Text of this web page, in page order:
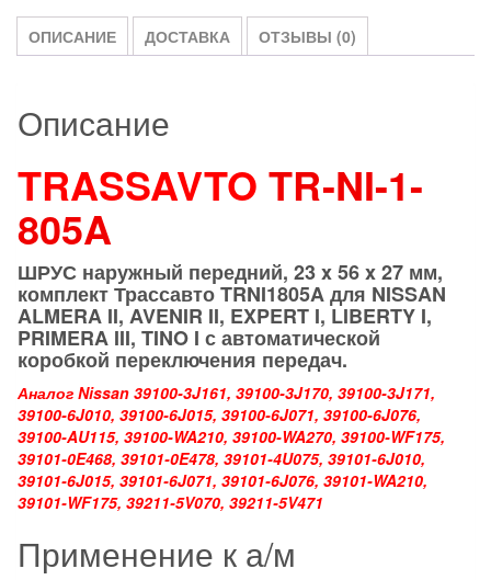
PRIMERA
III,
(АКПП)
TRNI1805A
ОПИСАНИЕ ДОСТАВКА ОТЗЫВЫ (0)
Описание
TRASSAVTO TR-NI-1-
805A
ШРУС наружный передний, 23 x 56 x 27 мм,
комплект Трассавто TRNI1805A для NISSAN
ALMERA II, AVENIR II, EXPERT I, LIBERTY I,
PRIMERA III, TINO I с автоматической
коробкой переключения передач.
Аналог Nissan 39100-3J161, 39100-3J170, 39100-3J171,
39100-6J010, 39100-6J015, 39100-6J071, 39100-6J076,
39100-AU115, 39100-WA210, 39100-WA270, 39100-WF175,
39101-0E468, 39101-0E478, 39101-4U075, 39101-6J010,
39101-6J015, 39101-6J071, 39101-6J076, 39101-WA210,
39101-WF175, 39211-5V070, 39211-5V471
Применение к а/м